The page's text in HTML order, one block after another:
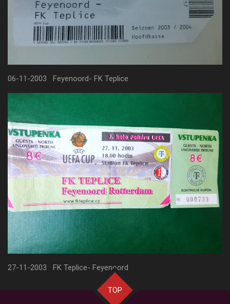
06-11-2003 Feyenoord- FK Teplice
27-11-2003 FK Teplice- Feyenoord
TOP